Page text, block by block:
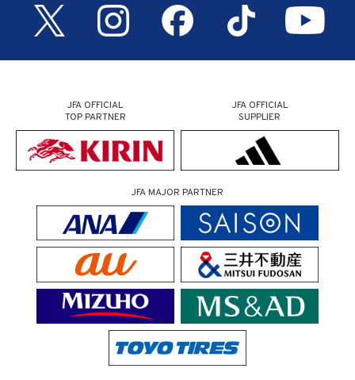
JFA OFFICIAL
TOP PARTNER
JFA OFFICIAL
SUPPLIER
JFA MAJOR PARTNER